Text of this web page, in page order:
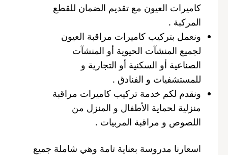
كاميرات العيون مع تقديم الضمان للقطع
المركبة .
ونعمل بتركيب كاميرات مراقبة العيون
لجميع المنشآت الحيوية أو المنشآت
الصناعية أو السكنية أو التجارية و
للمستشفيات و الفنادق .
ونقدم لكم خدمة تركيب كاميرات مراقبة
منزلية لحماية الأطفال و المنزل من
اللصوص و مراقبة المربيات .
اسعارنا مدروسة بعناية تامة وهي شاملة جميع